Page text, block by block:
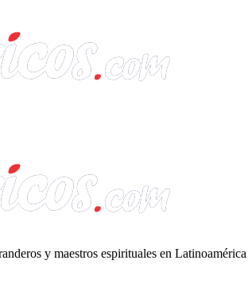
y maestros espirituales en